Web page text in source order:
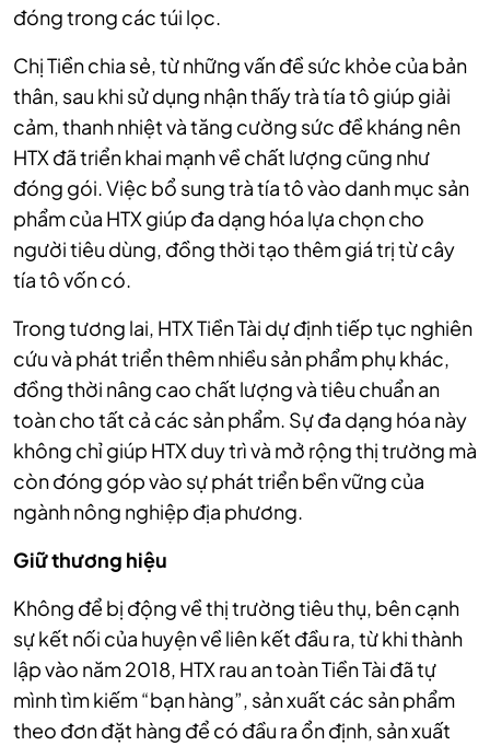
đóng trong các túi lọc.
Chị Tiền chia sẻ, từ những vấn đề sức khỏe của bản
thân, sau khi sử dụng nhận thấy trà tía tô giúp giải
cảm, thanh nhiệt và tăng cường sức đề kháng nên
HTX đã triển khai mạnh về chất lượng cũng như
đóng gói. Việc bổ sung trà tía tô vào danh mục sản
phẩmcủa HTX giúp đa dạng hóa lựa chọn cho
người tiêu dùng, đồng thời tạo thêm giá trị từ cây
tía tô vốn có.
Trong tương lai, HTX Tiền Tài dự định tiếp tục nghiên
cứu và phát triển thêm nhiều sản phẩm phụ khác,
đồng thời nâng cao chất lượng và tiêu chuẩn an
toàn cho tất cả các sản phẩm. Sự đa dạng hóa này
không chỉ giúp HTX duy trì và mở rộng thị trường mà
còn đóng góp vào sự phát triển bền vững của
ngành nông nghiệp địa phương.
Giữ thương hiệu
Không để bị động về thị trường tiêu thụ, bên cạnh
sự kết nối của huyện về liên kết đầu ra, từ khi thành
lập vào năm 2018, HTX rau an toàn Tiền Tài đã tự
mình tìm kiếm “bạn hàng”, sản xuất các sản phẩm
theo đơn đặt hàng để có đầu ra ổn định, sản xuất